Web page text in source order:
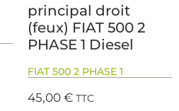
principal droit
(feux) FIAT 500 2
PHASE 1 Diesel
FIAT 500 2 PHASE 1
45,00€ TTC